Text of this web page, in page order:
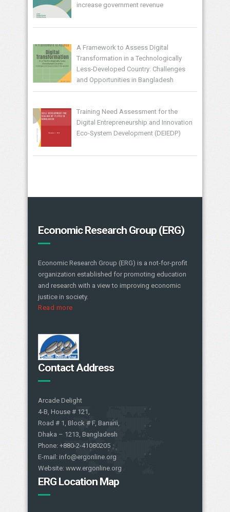
increase government revenue
A Framework to Assess Digital
Transformation in a Technologically
Less-Developed Country: Challenges
and Opportunities in Bangladesh
Training Need Assessment for the
Digital Entrepreneurship and Innovation
Eco-System Development (DEIEDP)
Economic Research Group (ERG)
Economic Research Group (ERG) is a not-for-profit
organization established for promoting education
and research with a view to improving economic
justice in society.
Read more
Contact Address
Arcade Delight
4-B, House # 121,
Road # 1, Block # F, Banani,
Dhaka – 1213, Bangladesh
Phone: +880-2-41080205
E-mail: info@ergonline.org
Website: www.ergonline.org
ERG Location Map